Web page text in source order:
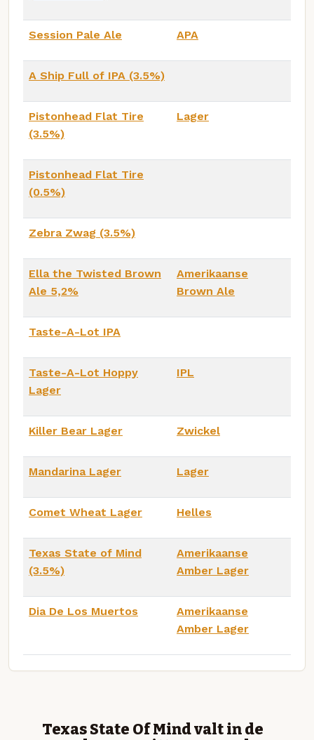
Session Pale Ale APA
A Ship Full of IPA (3.5%)
Pistonhead Flat Tire
(3.5%)
Lager
Pistonhead Flat Tire
(0.5%)
Zebra Zwag (3.5%)
Ella the Twisted Brown
Ale 5,2%
Amerikaanse
Brown Ale
Taste-A-Lot IPA
Taste-A-Lot Hoppy
Lager
IPL
Killer Bear Lager Zwickel
Mandarina Lager Lager
Comet Wheat Lager Helles
Texas State of Mind
(3.5%)
Amerikaanse
Amber Lager
Dia De Los Muertos
Amerikaanse
Amber Lager
Texas State Of Mind valt in de